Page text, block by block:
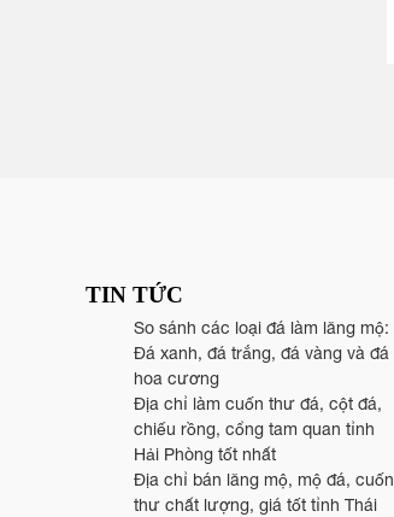
TIN TỨC
So sánh các loại đá làm lăng mộ:
Đá xanh, đá trắng, đá vàng và đá
hoa cương
Địa chỉ làm cuốn thư đá, cột đá,
chiếu rồng, cổng tam quan tỉnh
Hải Phòng tốt nhất
Địa chỉ bán lăng mộ, mộ đá, cuốn
thư chất lượng, giá tốt tỉnh Thái